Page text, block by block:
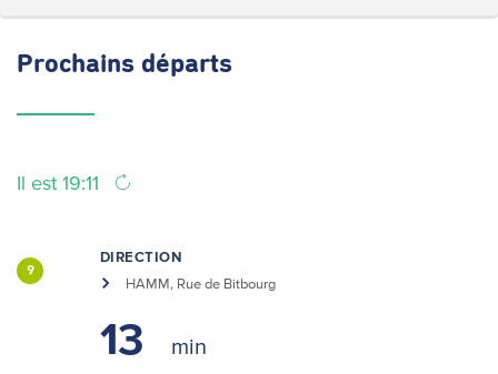
Prochains départs
Il est 19:11
9
DIRECTION
HAMM, Rue de Bitbourg
13